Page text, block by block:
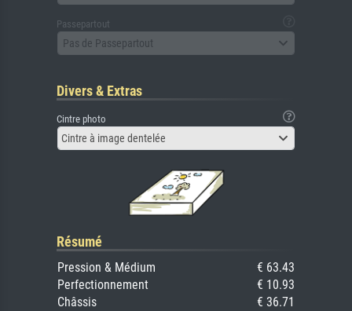
Passepartout
Pas de Passepartout
Divers & Extras
Cintre photo
Cintre à image dentelée
Résumé
Pression & Médium
€ 63.43
Perfectionnement
€ 10.93
Châssis
€ 36.71